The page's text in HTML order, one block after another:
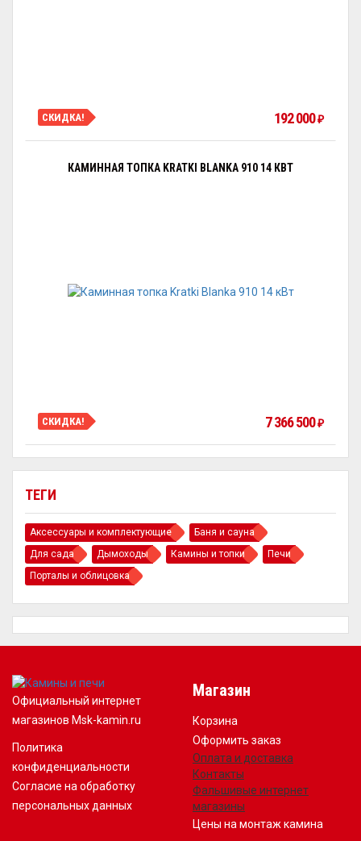
ТЕГИ
Аксессуары и комплектующие
Баня и сауна
Для сада
Дымоходы Камины и топки
Печи
Порталы и облицовка
СКИДКА! 192 000₽
КАМИННАЯ ТОПКА KRATKI BLANKA 910 14 КВТ
СКИДКА! 7 366 500₽
Официальный интернет
магазинов Msk-kamin.ru
Политика
конфиденциальности
Согласие на обработку
персональных данных
Магазин
Корзина
Оформить заказ
Оплата и доставка
Контакты
Фальшивые интернет
магазины
Цены на монтаж камина